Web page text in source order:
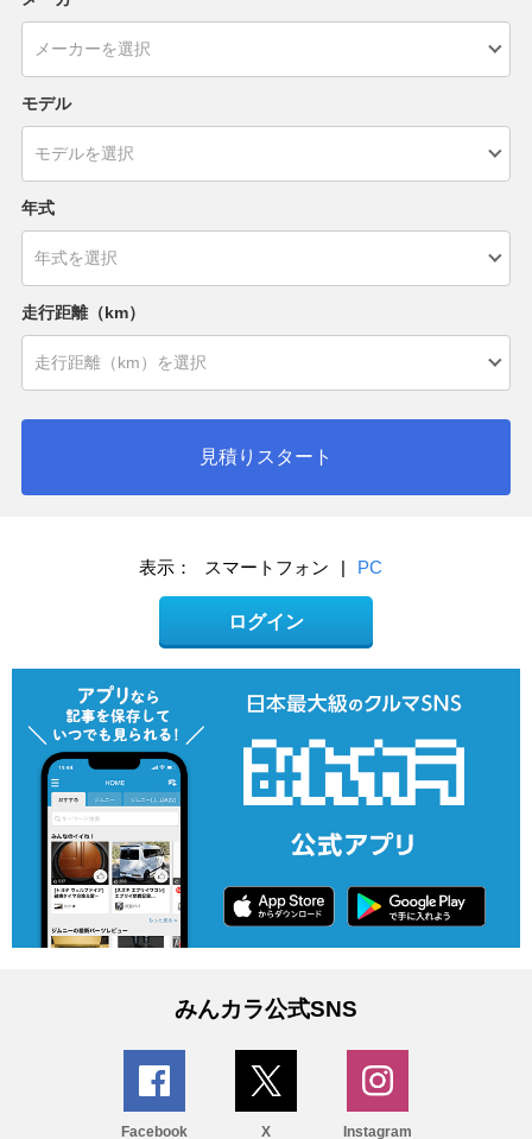
モデル
年式
走行距離（km）
見積りスタート
表示： スマートフォン | PC
ログイン
みんカラ公式SNS
Facebook X Instagram